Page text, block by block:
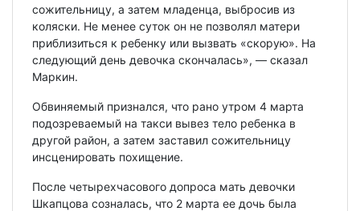
сожительницу, а затем младенца, выбросив из
коляски. Не менее суток он не позволял матери
приблизиться к ребенку или вызвать «скорую». На
следующий день девочка скончалась», — сказал
Маркин.
Обвиняемый признался, что рано утром 4 марта
подозреваемый на такси вывез тело ребенка в
другой район, а затем заставил сожительницу
инсценировать похищение.
После четырехчасового допроса мать девочки
Шкапцова созналась, что 2 марта ее дочь была